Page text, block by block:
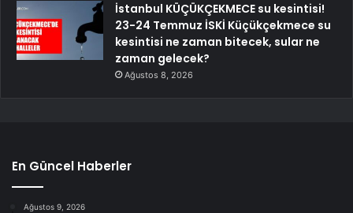
İstanbul KÜÇÜKÇEKMECE su kesintisi!
23-24 Temmuz İSKİ Küçükçekmece su
kesintisi ne zaman bitecek, sular ne
zaman gelecek?
Ağustos 8, 2026
En Güncel Haberler
Ağustos 9, 2026